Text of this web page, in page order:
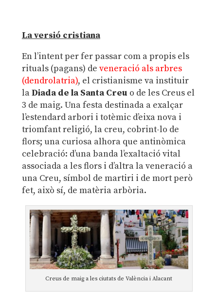
La versió cristiana
En l’intent per fer passar com a propis els
rituals (pagans) de veneració als arbres
(dendrolatria), el cristianisme va instituir
laDiada de la Santa Creu o de les Creus el
3 de maig. Una festa destinada a exalçar
l’estendard arbori i totèmic d’eixa nova i
triomfant religió, la creu, cobrint-lo de
flors; una curiosa alhora que antinòmica
celebració: d’una banda l’exaltació vital
associada a les flors i d’altra la veneració a
una Creu, símbol de martiri i de mort però
fet, això sí, de matèria arbòria.
Creus de maig a les ciutats de València i Alacant